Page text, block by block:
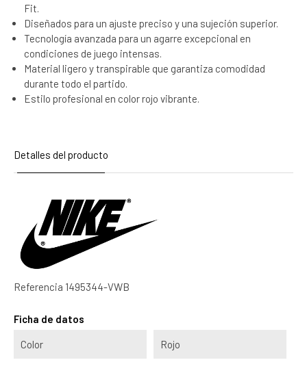
Fit.
Diseñados para un ajuste preciso y una sujeción superior.
Tecnología avanzada para un agarre excepcional en
condiciones de juego intensas.
Material ligero y transpirable que garantiza comodidad
durante todo el partido.
Estilo profesional en color rojo vibrante.
Detalles del producto
Referencia 1495344-VWB
Ficha de datos
Color Rojo